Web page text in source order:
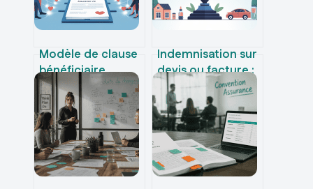
Modèle de clause
bénéficiaire
assurance vie :
exemples et
conseils pratiques
Indemnisation sur
devis ou facture :
que privilégier
pour être mieux
remboursé